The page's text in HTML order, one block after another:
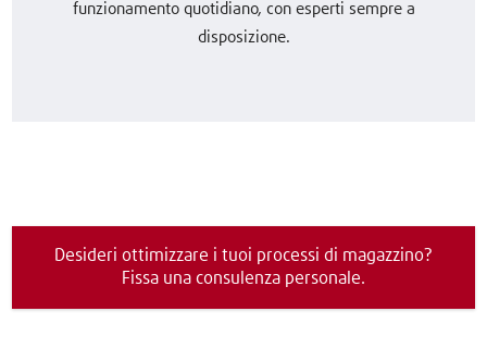
funzionamento quotidiano, con esperti sempre a
disposizione.
Desideri ottimizzare i tuoi processi di magazzino?
Fissa una consulenza personale.